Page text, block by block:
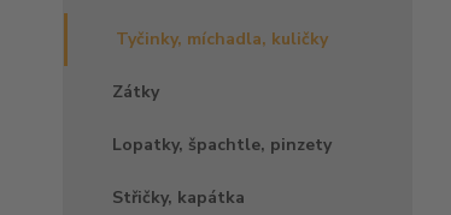
Tyčinky, míchadla, kuličky
Zátky
Lopatky, špachtle, pinzety
Střičky, kapátka